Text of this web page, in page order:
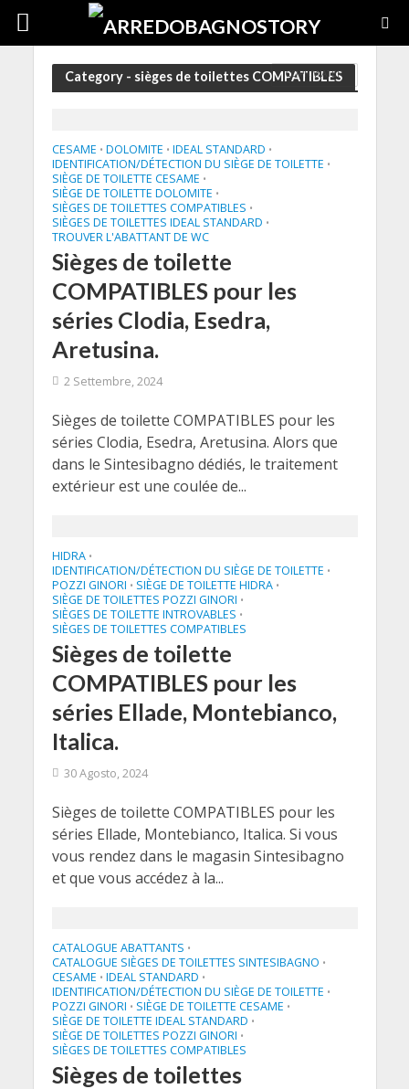
Category - sièges de toilettes COMPATIBLES
COPRIWATER
CESAME • DOLOMITE • IDEAL STANDARD •
IDENTIFICATION/DÉTECTION DU SIÈGE DE TOILETTE •
SIÈGE DE TOILETTE CESAME •
SIÈGE DE TOILETTE DOLOMITE •
SIÈGES DE TOILETTES COMPATIBLES •
SIÈGES DE TOILETTES IDEAL STANDARD •
TROUVER L'ABATTANT DE WC
Sièges de toilette
COMPATIBLES pour les
séries Clodia, Esedra,
Aretusina.
2 Settembre, 2024
Sièges de toilette COMPATIBLES pour les
séries Clodia, Esedra, Aretusina. Alors que
dans le Sintesibagno dédiés, le traitement
extérieur est une coulée de...
HIDRA •
IDENTIFICATION/DÉTECTION DU SIÈGE DE TOILETTE •
POZZI GINORI • SIÈGE DE TOILETTE HIDRA •
SIÈGE DE TOILETTES POZZI GINORI •
SIÈGES DE TOILETTE INTROVABLES •
SIÈGES DE TOILETTES COMPATIBLES
Sièges de toilette
COMPATIBLES pour les
séries Ellade, Montebianco,
Italica.
30 Agosto, 2024
Sièges de toilette COMPATIBLES pour les
séries Ellade, Montebianco, Italica. Si vous
vous rendez dans le magasin Sintesibagno
et que vous accédez à la...
CATALOGUE ABATTANTS •
CATALOGUE SIÈGES DE TOILETTES SINTESIBAGNO •
CESAME • IDEAL STANDARD •
IDENTIFICATION/DÉTECTION DU SIÈGE DE TOILETTE •
POZZI GINORI • SIÈGE DE TOILETTE CESAME •
SIÈGE DE TOILETTE IDEAL STANDARD •
SIÈGE DE TOILETTES POZZI GINORI •
SIÈGES DE TOILETTES COMPATIBLES
Sièges de toilettes